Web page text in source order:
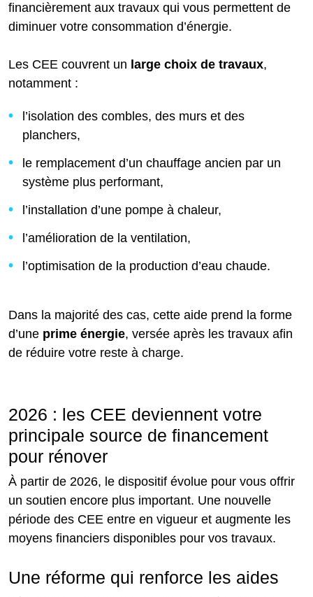
financièrement aux travaux qui vous permettent de
diminuer votre consommation d’énergie.
Les CEE couvrent un large choix de travaux,
notamment :
l’isolation des combles, des murs et des
planchers,
le remplacement d’un chauffage ancien par un
système plus performant,
l’installation d’une pompe à chaleur,
l’amélioration de la ventilation,
l’optimisation de la production d’eau chaude.
Dans la majorité des cas, cette aide prend la forme
d’une prime énergie, versée après les travaux afin
de réduire votre reste à charge.
2026 : les CEE deviennent votre
principale source de financement
pour rénover
À partir de 2026, le dispositif évolue pour vous offrir
un soutien encore plus important. Une nouvelle
période des CEE entre en vigueur et augmente les
moyens financiers disponibles pour vos travaux.
Une réforme qui renforce les aides